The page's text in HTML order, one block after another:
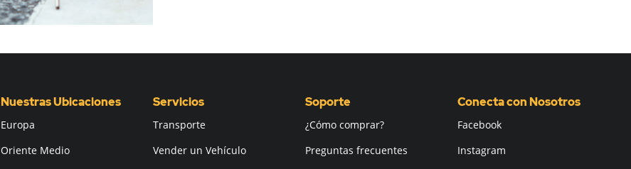
Nuestras Ubicaciones
Europa
Oriente Medio
Servicios
Transporte
Vender un Vehículo
Soporte
¿Cómo comprar?
Preguntas frecuentes
Conecta con Nosotros
Facebook
Instagram